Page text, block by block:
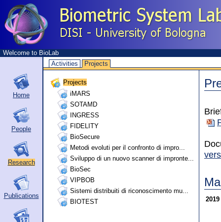
Welcome to BioLab
Activities
Projects
Home
People
Research
Publications
Projects
iMARS
SOTAMD
INGRESS
FIDELITY
BioSecure
Metodi evoluti per il confronto di impro...
Sviluppo di un nuovo scanner di impronte...
BioSec
VIPBOB
Sistemi distribuiti di riconoscimento mu...
BIOTEST
2019